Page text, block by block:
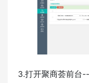
3.打开聚商荟前台